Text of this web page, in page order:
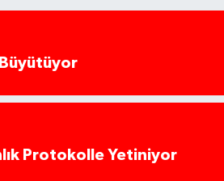
Büyütüyor
Protokolle Yetiniyor